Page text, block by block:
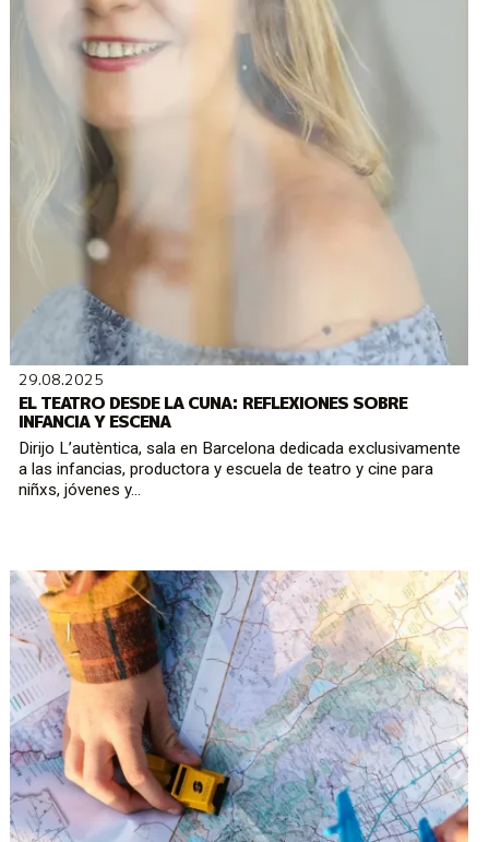
29.08.2025
EL TEATRO DESDE LA CUNA: REFLEXIONES SOBRE
INFANCIA Y ESCENA
Dirijo L’autèntica, sala en Barcelona dedicada exclusivamente
a las infancias, productora y escuela de teatro y cine para
niñxs, jóvenes y...